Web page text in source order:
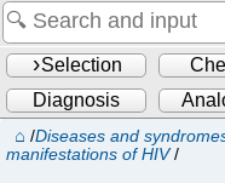
Selection
Diagnosis
⌂ /Diseases and
manifestations of HIV/